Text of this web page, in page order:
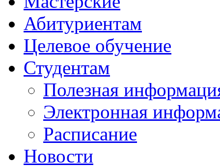
Абитуриентам
Целевое обучение
Студентам
Полезная
Электронная
Расписание
Новости